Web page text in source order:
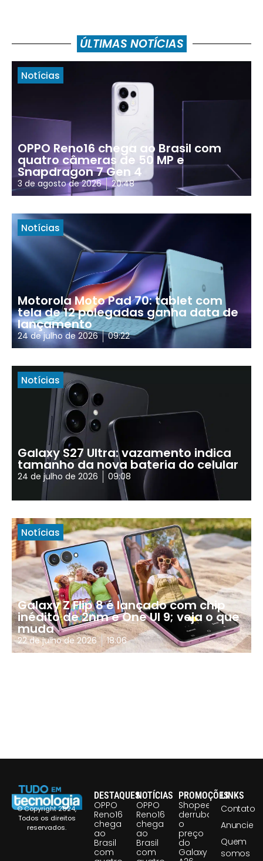
ÚLTIMAS NOTÍCIAS
Notícias
OPPO Reno16 chega ao Brasil com
quatro câmeras de 50 MP e
Snapdragon 7 Gen 4
3 de agosto de 2026 20:48
Notícias
Motorola Moto Pad 70: tablet com
tela de 12 polegadas ganha data de
lançamento
24 de julho de 2026 09:22
Notícias
Galaxy S27 Ultra: vazamento indica
tamanho da nova bateria do celular
24 de julho de 2026 09:08
Notícias
Galaxy Z Flip 8 é lançado com chip
inédito de 2nm e One UI 9; veja o que
muda
22 de julho de 2026 18:06
© Copyright 2024,
Todos os direitos
reservados.
DESTAQUES
OPPO
Reno16
chega
ao
Brasil
com
NOTÍCIAS
OPPO
Reno16
chega
ao
Brasil
com
PROMOÇÕES
Shopee
derruba
o
preço
do
Galaxy
LINKS
Contato
Anuncie
Quem
somos